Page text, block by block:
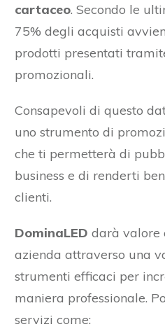
cartaceo. Secondo le
75% degli acquisti
prodotti presentati
promozionali.
Consapevoli di questo
uno strumento di
che ti permetterà di
business e di renderti
clienti.
DominaLED darà valore
azienda attraverso una
strumenti efficaci per
maniera professionale.
servizi come: